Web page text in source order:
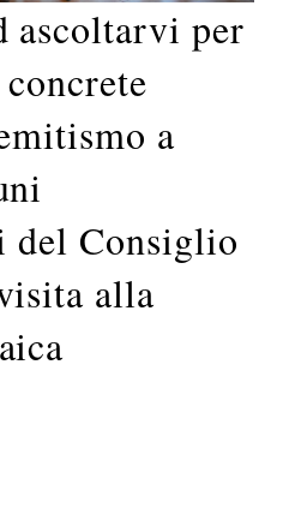
ascoltarvi per
a
del Consiglio
alla